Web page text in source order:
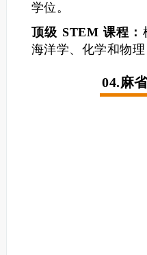
学位。
顶级 STEM 课程：
海洋学、化学和物理
04.麻